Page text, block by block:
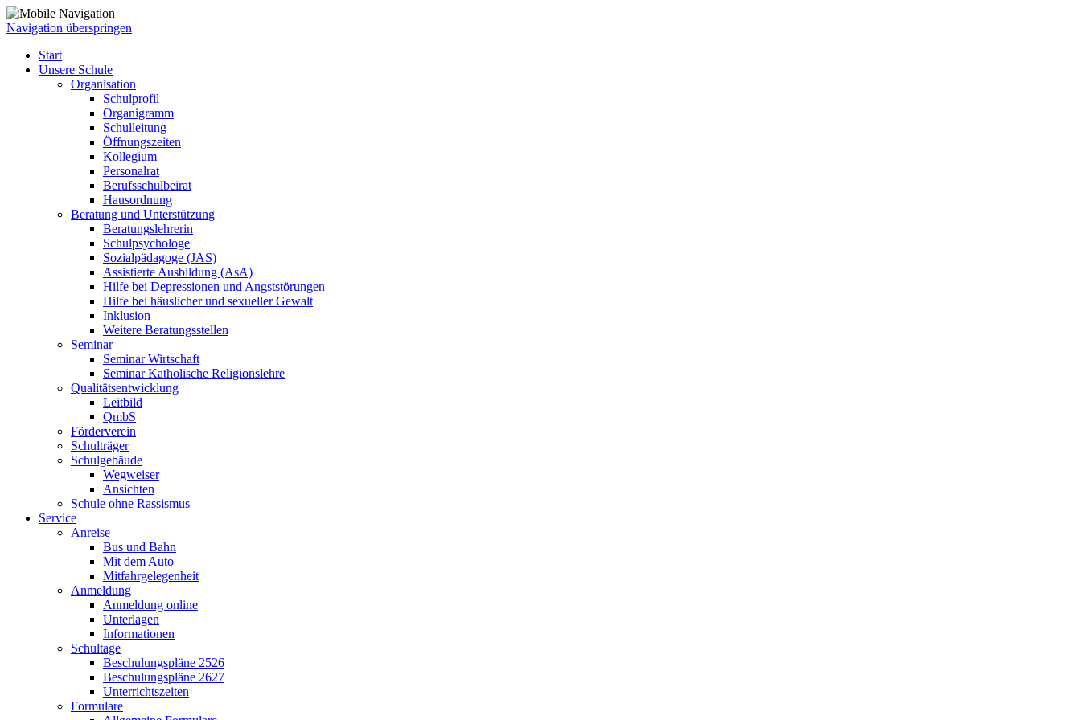
Navigation überspringen
Start
Unsere Schule
Organisation
Schulprofil
Organigramm
Schulleitung
Öffnungszeiten
Kollegium
Personalrat
Berufsschulbeirat
Hausordnung
Beratung und Unterstützung
Beratungslehrerin
Schulpsychologe
Sozialpädagoge (JAS)
Assistierte Ausbildung (AsA)
Hilfe bei Depressionen und Angststörungen
Hilfe bei häuslicher und sexueller Gewalt
Inklusion
Weitere Beratungsstellen
Seminar
Seminar Wirtschaft
Seminar Katholische Religionslehre
Qualitätsentwicklung
Leitbild
QmbS
Förderverein
Schulträger
Schulgebäude
Wegweiser
Ansichten
Schule ohne Rassismus
Service
Anreise
Bus und Bahn
Mit dem Auto
Mitfahrgelegenheit
Anmeldung
Anmeldung online
Unterlagen
Informationen
Schultage
Beschulungspläne 2526
Beschulungspläne 2627
Unterrichtszeiten
Formulare